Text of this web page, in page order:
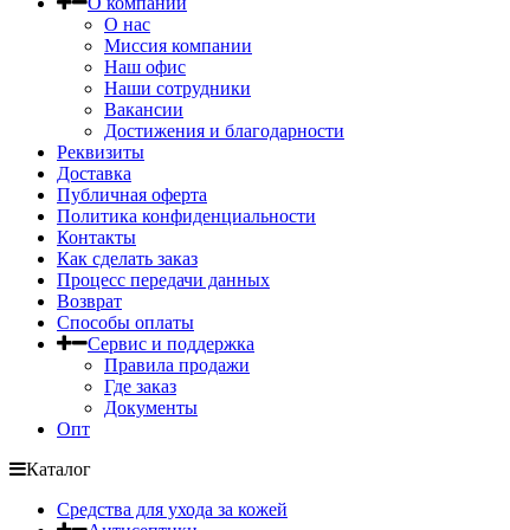
О нас
Миссия компании
Наш офис
Наши сотрудники
Вакансии
Достижения и благодарности
Реквизиты
Доставка
Публичная оферта
Политика конфиденциальности
Контакты
Как сделать заказ
Процесс передачи данных
Возврат
Способы оплаты
Сервис и поддержка
Правила продажи
Где заказ
Документы
Опт
Каталог
Средства для ухода за кожей